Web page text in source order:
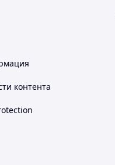
контента